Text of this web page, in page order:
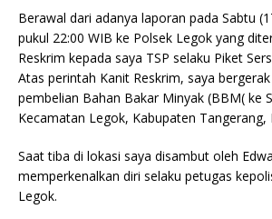
Berawal dari adanya laporan pada Sabtu
pukul 22:00 WIB ke Polsek Legok yang
Reskrim kepada saya TSP selaku Piket
Atas perintah Kanit Reskrim, saya
pembelian Bahan Bakar Minyak (BBM( ke
Kecamatan Legok, Kabupaten Tangerang,
Saat tiba di lokasi saya disambut oleh
memperkenalkan diri selaku petugas
Legok.